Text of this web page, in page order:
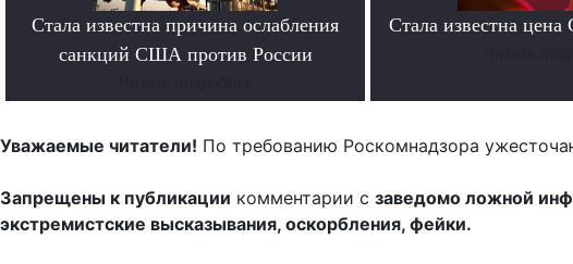
Стала известна причина ослабления
санкций США против России
Стала известна
Уважаемые читатели! По требованию Роскомнадзора
Запрещены к публикации комментарии с заведомо ложной
экстремистские высказывания, оскорбления, фейки.